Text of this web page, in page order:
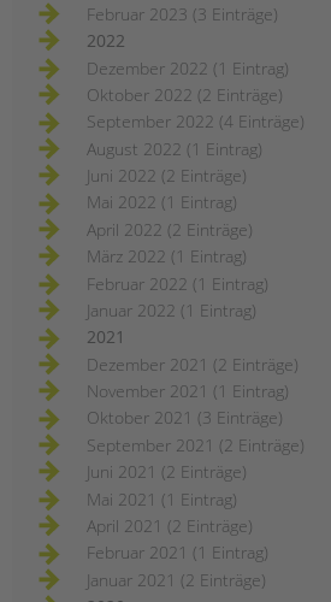
Februar 2023 (3 Einträge)
2022
Dezember 2022 (1 Eintrag)
Oktober 2022 (2 Einträge)
September 2022 (4 Einträge)
August 2022 (1 Eintrag)
Juni 2022 (2 Einträge)
Mai 2022 (1 Eintrag)
April 2022 (2 Einträge)
März 2022 (1 Eintrag)
Februar 2022 (1 Eintrag)
Januar 2022 (1 Eintrag)
2021
Dezember 2021 (2 Einträge)
November 2021 (1 Eintrag)
Oktober 2021 (3 Einträge)
September 2021 (2 Einträge)
Juni 2021 (2 Einträge)
Mai 2021 (1 Eintrag)
April 2021 (2 Einträge)
Februar 2021 (1 Eintrag)
Januar 2021 (2 Einträge)